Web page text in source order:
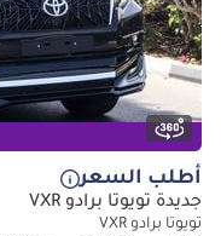
أطلب السعر
جديدة تويوتا برادو VXR
تويوتا برادو VXR